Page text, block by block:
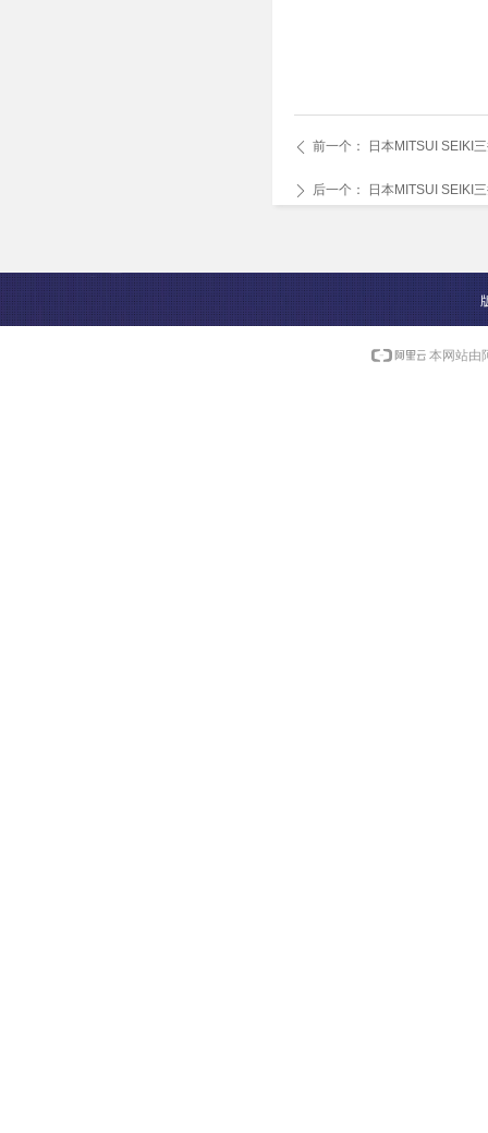
ꄴ 前一个： 日本MITSUI SEIKI
ꄲ 后一个： 日本MITSUI SEIKI
本网站由